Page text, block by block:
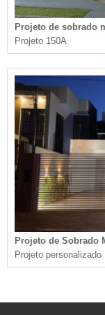
Projeto de sobrado
Projeto 150A
Projeto de Sobrado
Projeto personalizado